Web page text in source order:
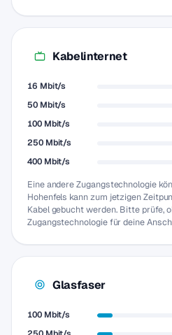
Kabelinternet
16 Mbit/s
50 Mbit/s
100 Mbit/s
250 Mbit/s
400 Mbit/s
Eine andere Zugangstechnologie
Hohenfels kann zum jetzigen
Kabel gebucht werden. Bitte prüfe,
Zugangstechnologie für deine
Glasfaser
100 Mbit/s